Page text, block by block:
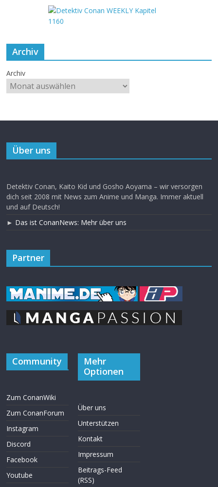
Archiv
Archiv
Über uns
Detektiv Conan, Kaito Kid und Gosho Aoyama – wir versorgen
dich seit 2008 mit News zum Anime und Manga. Immer aktuell
und auf Deutsch!
► Das ist ConanNews: Mehr über uns
Partner
Community
Zum ConanWiki
Zum ConanForum
Instagram
Discord
Facebook
Youtube
Mehr
Optionen
Über uns
Unterstützen
Kontakt
Impressum
Beitrags-Feed
(RSS)